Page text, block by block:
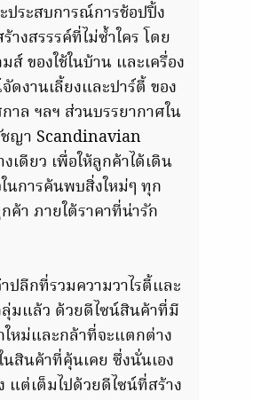
ระสบการณ์การช้อปปิ้ง
งสรรรค์ที่ไม่ซ้ำใคร โดย
ของใช้ในบ้าน และเครื่อง
ดงานเลี้ยงและปาร์ตี้ ของ
ล ฯลฯ ส่วนบรรยากาศใน
ชญา Scandinavian
เดียว เพื่อให้ลูกค้าได้เดิน
นการค้นพบสิ่งใหม่ๆ ทุก
ค้า ภายใต้ราคาที่น่ารัก
ปลีกที่รวมความวาไรตี้และ
ลุ่มแล้ว ด้วยดีไซน์สินค้าที่มี
หม่และกล้าที่จะแตกต่าง
นสินค้าที่คุ้นเคย ซึ่งนั่นเอง
ต่เต็มไปด้วยดีไซน์ที่สร้าง